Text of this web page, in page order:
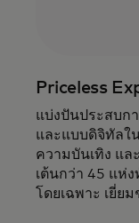
Priceless
แบ่งปันประสบก
และแบบดิจิทัลใ
ความบันเทิง แ
เต้นกว่า 45 แห่
โดยเฉพาะ เยี่ย